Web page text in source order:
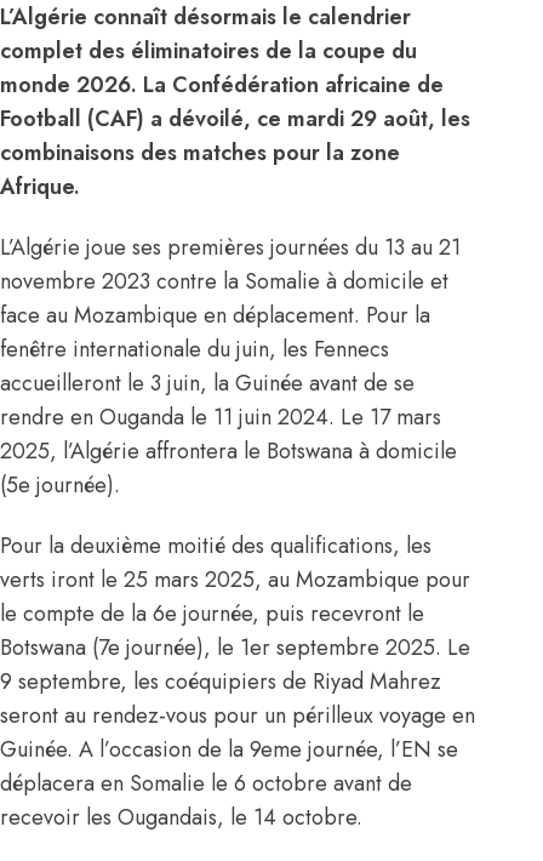
L’Algérie connaît désormais le calendrier
complet des éliminatoires de la coupe du
monde 2026. La Confédération africaine de
Football (CAF) a dévoilé, ce mardi 29 août, les
combinaisons des matches pour la zone
Afrique.
L’Algérie joue ses premières journées du 13 au 21
novembre 2023 contre la Somalie à domicile et
face au Mozambique en déplacement. Pour la
fenêtre internationale du juin, les Fennecs
accueilleront le 3 juin, la Guinée avant de se
rendre en Ouganda le 11 juin 2024. Le 17 mars
2025, l’Algérie affrontera le Botswana à domicile
(5e journée).
Pour la deuxième moitié des qualifications, les
verts iront le 25 mars 2025, au Mozambique pour
le compte de la 6e journée, puis recevront le
Botswana (7e journée), le 1er septembre 2025. Le
9 septembre, les coéquipiers de Riyad Mahrez
seront au rendez-vous pour un périlleux voyage en
Guinée. A l’occasion de la 9eme journée, l’EN se
déplacera en Somalie le 6 octobre avant de
recevoir les Ougandais, le 14 octobre.